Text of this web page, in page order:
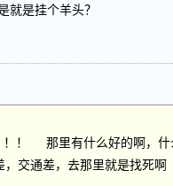
就是挂个羊头？
！！ 那里有什么好的啊，什
交通差，去那里就是找死